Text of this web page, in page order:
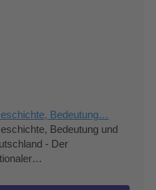
Bedeutung…
Bedeutung und
- Der